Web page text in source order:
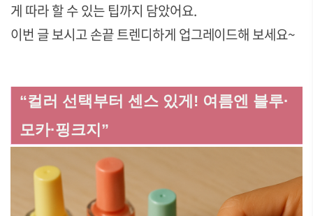
게 따라 할 수 있는 팁까지 담았어요.
이번 글 보시고 손끝 트렌디하게 업그레이드해 보세요~
“컬러 선택부터 센스 있게! 여름엔 블루·
모카·핑크지”